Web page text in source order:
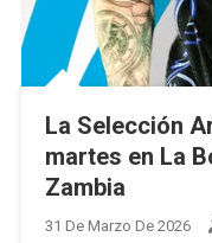
La Selección
martes en La
Zambia
31 De Marzo De 2026